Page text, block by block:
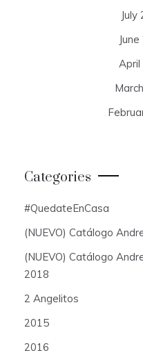
July
Categories
#QuedateEnCasa
(NUEVO) Catálogo
(NUEVO) Catálogo
2018
2 Angelitos
2015
2016